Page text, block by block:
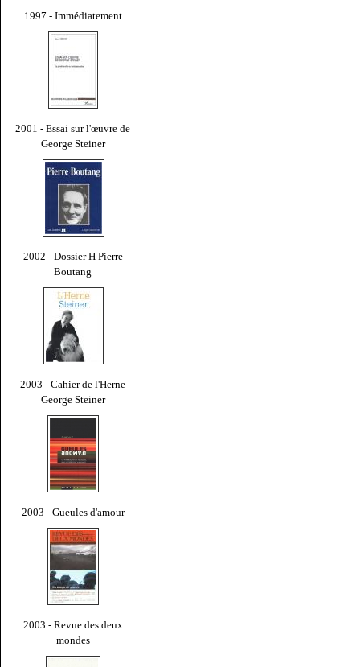
1997 - Immédiatement
2001 - Essai sur l'œuvre de
George Steiner
2002 - Dossier H Pierre
Boutang
2003 - Cahier de l'Herne
George Steiner
2003 - Gueules d'amour
2003 - Revue des deux
mondes